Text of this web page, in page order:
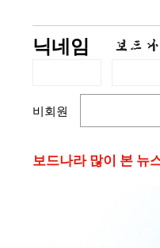
닉네임
비회원
보드나라 많이 본 뉴